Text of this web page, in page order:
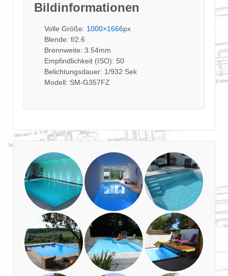
Bildinformationen
Volle Größe: 1000×1666px
Blende: f/2.6
Brennweite: 3.54mm
Empfindlichkeit (ISO): 50
Belichtungsdauer: 1/932 Sek
Modell: SM-G357FZ